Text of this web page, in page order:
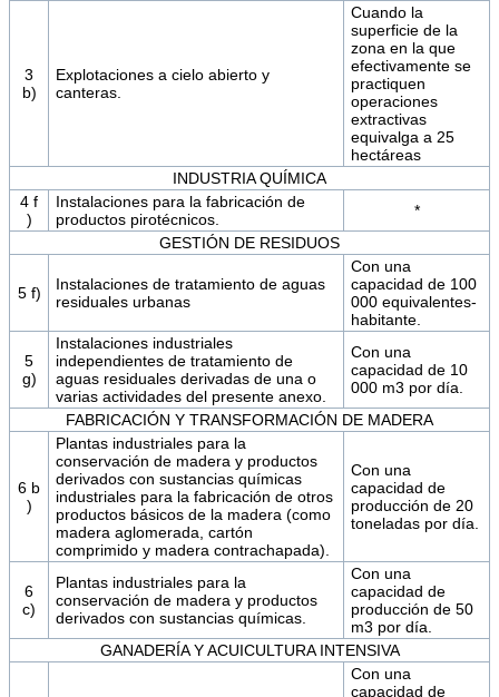
3
b)
Explotaciones a cielo abierto y
canteras.
Cuando la
superficie de la
zona en la que
efectivamente se
practiquen
operaciones
extractivas
equivalga a 25
hectáreas
INDUSTRIA QUÍMICA
4 f
)
Instalaciones para la fabricación de
productos pirotécnicos.
*
GESTIÓN DE RESIDUOS
5 f)
Instalaciones de tratamiento de aguas
residuales urbanas
Con una
capacidad de 100
000 equivalentes-
habitante.
5
g)
Instalaciones industriales
independientes de tratamiento de
aguas residuales derivadas de una o
varias actividades del presente anexo.
Con una
capacidad de 10
000 m3 por día.
FABRICACIÓN Y TRANSFORMACIÓN DE MADERA
6 b
)
Plantas industriales para la
conservación de madera y productos
derivados con sustancias químicas
industriales para la fabricación de otros
productos básicos de la madera (como
madera aglomerada, cartón
comprimido y madera contrachapada).
Con una
capacidad de
producción de 20
toneladas por día.
6
c)
Plantas industriales para la
conservación de madera y productos
derivados con sustancias químicas.
Con una
capacidad de
producción de 50
m3 por día.
GANADERÍA Y ACUICULTURA INTENSIVA
Con una
capacidad de